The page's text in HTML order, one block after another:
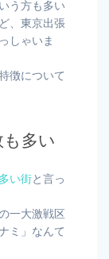
う方も多い
、東京出張
しゃいま
徴について
多い
い街と言っ
一大激戦区
ミ」なんて